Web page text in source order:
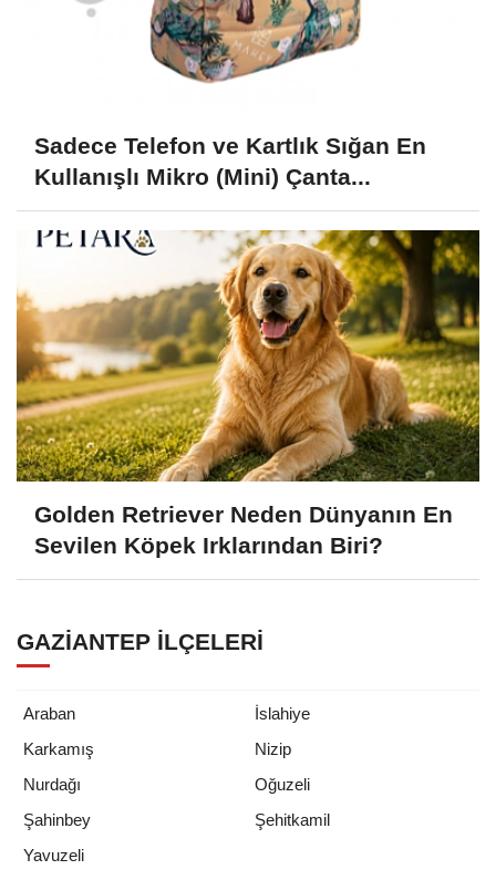
Sadece Telefon ve Kartlık Sığan En
Kullanışlı Mikro (Mini) Çanta...
Golden Retriever Neden Dünyanın En
Sevilen Köpek Irklarından Biri?
GAZIANTEP İLÇELERI
Araban
İslahiye
Karkamış
Nizip
Nurdağı
Oğuzeli
Şahinbey
Şehitkamil
Yavuzeli